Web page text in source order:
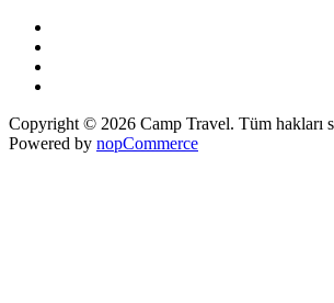
Copyright © 2026 Camp Travel. Tüm hakları
Powered by nopCommerce